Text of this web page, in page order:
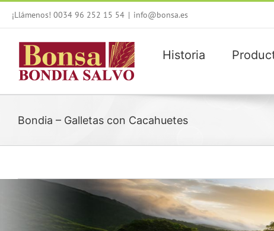
Saltar
contenido
¡Llámenos! 0034 96 252 15 54 | info@bonsa.es
Historia
Bondia – Galletas con Cacahuetes